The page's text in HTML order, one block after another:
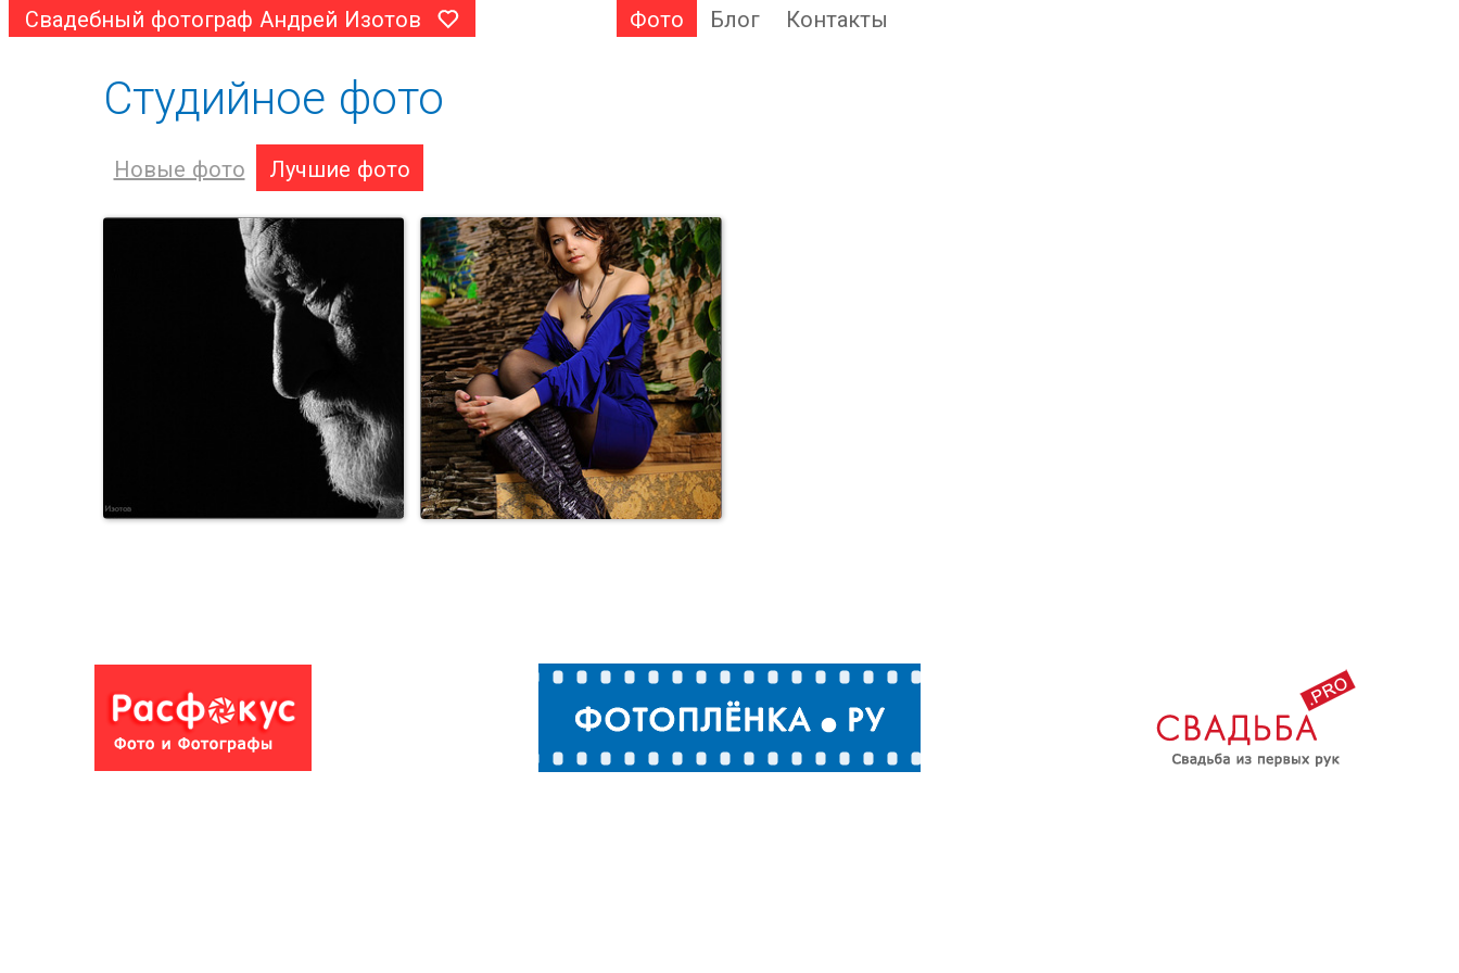
Свадебный фотограф Андрей Изотов Фото Блог Контакты
Студийное фото
Новые фото Лучшие фото
Студийное фото Студийное фото